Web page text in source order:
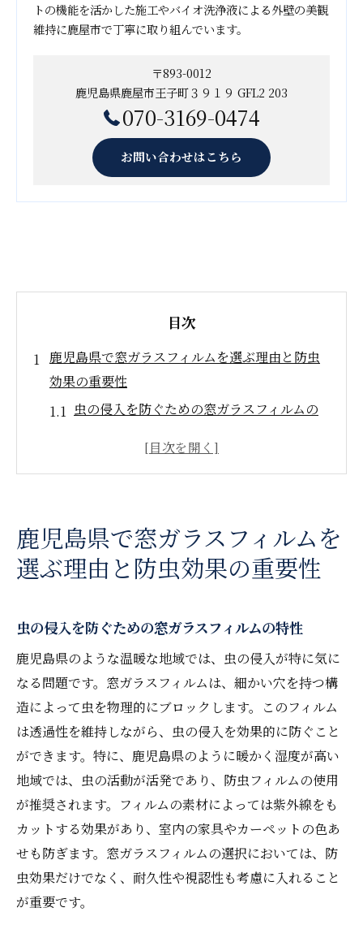
トの機能を活かした施工やバイオ洗浄液による外壁の美観
維持に鹿屋市で丁寧に取り組んでいます。
〒893-0012
鹿児島県鹿屋市王子町３９１９ GFL2 203
070-3169-0474
お問い合わせはこちら
目次
鹿児島県で窓ガラスフィルムを選ぶ理由と防虫
効果の重要性
虫の侵入を防ぐための窓ガラスフィルムの
スフィルム
鹿児島県特有の気候と防虫フィルムの相性
快適な室内環境を保つための窓ガラスフィルム
窓ガラスフィルムで涼しさを保つ方法
防虫フィルムの効果を最大限に引き出す使
い方
室内のプライバシーを守るフィルムの選び
方
窓ガラスフィルムの断熱効果とは
エコ生活を実現する窓ガラスフィルム
フィルムのメンテナンスで快適さを持続
鹿児島県特有の気候に適した防虫フィルムの選
び方
鹿児島県で窓ガラスフィルムを
選ぶ理由と防虫効果の重要性
虫の侵入を防ぐための窓ガラスフィルムの特性
鹿児島県のような温暖な地域では、虫の侵入が特に気に
なる問題です。窓ガラスフィルムは、細かい穴を持つ構
造によって虫を物理的にブロックします。このフィルム
は透過性を維持しながら、虫の侵入を効果的に防ぐこと
ができます。特に、鹿児島県のように暖かく湿度が高い
地域では、虫の活動が活発であり、防虫フィルムの使用
が推奨されます。フィルムの素材によっては紫外線をも
カットする効果があり、室内の家具やカーペットの色あ
せも防ぎます。窓ガラスフィルムの選択においては、防
虫効果だけでなく、耐久性や視認性も考慮に入れること
が重要です。